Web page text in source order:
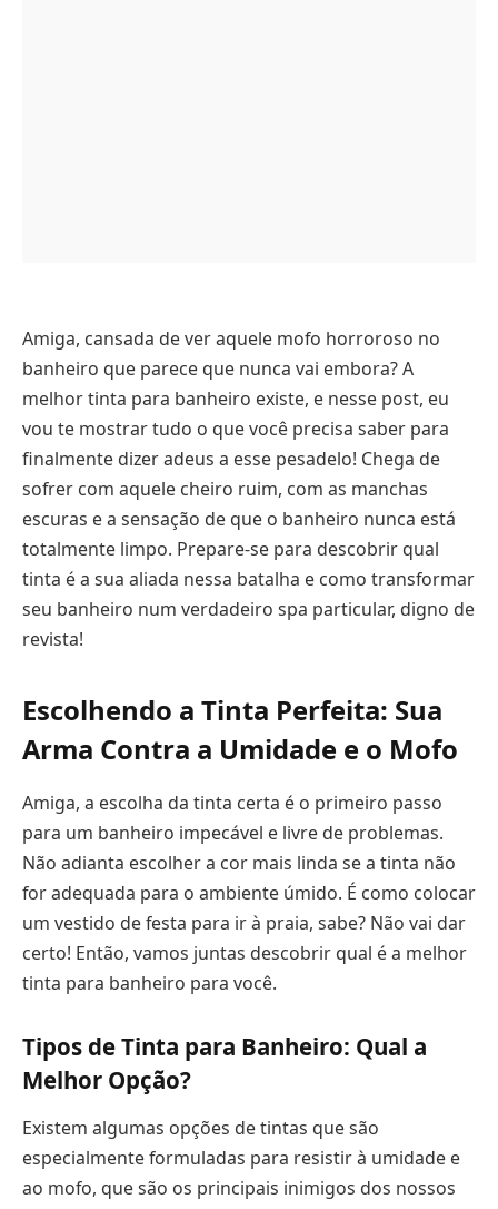
Amiga, cansada de ver aquele mofo horroroso no
banheiro que parece que nunca vai embora? A
melhor tinta para banheiro existe, e nesse post, eu
vou te mostrar tudo o que você precisa saber para
finalmente dizer adeus a esse pesadelo! Chega de
sofrer com aquele cheiro ruim, com as manchas
escuras e a sensação de que o banheiro nunca está
totalmente limpo. Prepare-se para descobrir qual
tinta é a sua aliada nessa batalha e como transformar
seu banheiro num verdadeiro spa particular, digno de
revista!
Escolhendo a Tinta Perfeita: Sua
Arma Contra a Umidade e o Mofo
Amiga, a escolha da tinta certa é o primeiro passo
para um banheiro impecável e livre de problemas.
Não adianta escolher a cor mais linda se a tinta não
for adequada para o ambiente úmido. É como colocar
um vestido de festa para ir à praia, sabe? Não vai dar
certo! Então, vamos juntas descobrir qual é a melhor
tinta para banheiro para você.
Tipos de Tinta para Banheiro: Qual a
Melhor Opção?
Existem algumas opções de tintas que são
especialmente formuladas para resistir à umidade e
ao mofo, que são os principais inimigos dos nossos